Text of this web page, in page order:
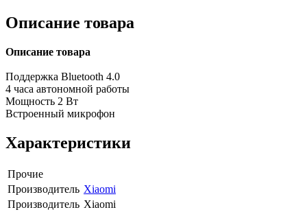
Описание товара
Описание товара
Поддержка Bluetooth 4.0
4 часа автономной работы
Мощность 2 Вт
Встроенный микрофон
Характеристики
Прочие
Производитель Xiaomi
Производитель Xiaomi